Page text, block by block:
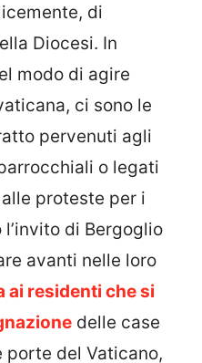
di
Diocesi. In
modo di agire
ci sono le
pervenuti agli
o legati
proteste per i
di Bergoglio
avanti nelle loro
ai residenti che si
delle case
porte del Vaticano,